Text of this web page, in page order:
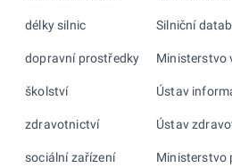
délky silnic Silniční
dopravní prostředky Ministerstvo
školství Ústav
zdravotnictví Ústav
sociální zařízení Ministerstvo